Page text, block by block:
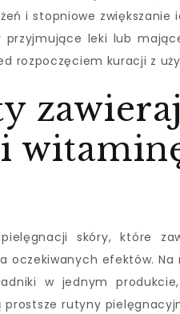
i stopniowe zwiększanie
leki lub
rozpoczęciem kuracji z
skóry, które
oczekiwanych efektów.
w jednym
rutyny